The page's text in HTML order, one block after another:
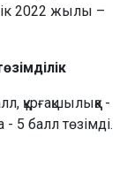
2022 жылы –
құрғақшылыққа -
5 балл төзімді.